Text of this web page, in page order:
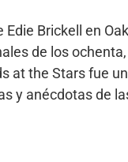
Edie Brickell en
de los
at the Stars fue
y anécdotas de